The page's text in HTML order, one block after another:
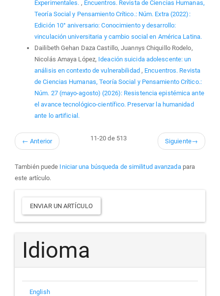
Experimentales. , Encuentros. Revista de Ciencias Humanas,
Teoría Social y Pensamiento Crítico.: Núm. Extra (2022):
Edición 10° aniversario: Conocimiento y desarrollo:
vinculación universitaria y cambio social en América Latina.
Dailibeth Gehan Daza Castillo, Juannys Chiquillo Rodelo,
Nicolás Amaya López, Ideación suicida adolescente: un
análisis en contexto de vulnerabilidad , Encuentros. Revista
de Ciencias Humanas, Teoría Social y Pensamiento Crítico.:
Núm. 27 (mayo-agosto) (2026): Resistencia epistémica ante
el avance tecnológico-científico. Preservar la humanidad
ante lo artificial.
← Anterior 11-20 de 513 Siguiente→
También puede Iniciar una búsqueda de similitud avanzadapara
este artículo.
Enviar
un
artículo
ENVIAR UN ARTÍCULO
Idioma
English